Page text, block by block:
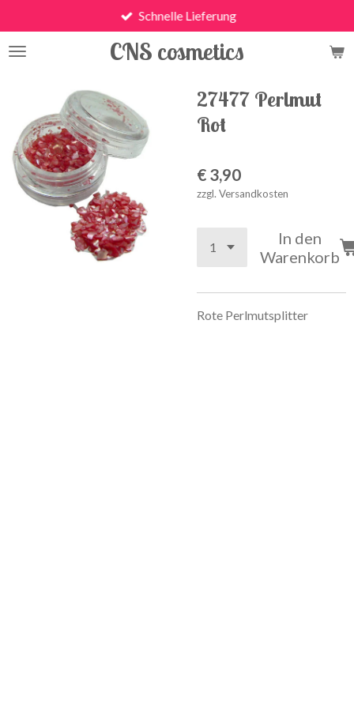
Hauptinhalt
springen
CNS cosmetics
Schnelle Lieferung
27477 Perlmut
Rot
€ 3,90
zzgl. Versandkosten
In den
Warenkorb
Rote Perlmutsplitter